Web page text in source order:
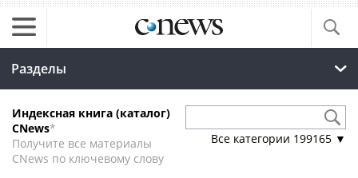
Разделы
Индексная книга (каталог)
CNews*
Получите все материалы
CNews по ключевому слову
Все категории 199165 ▼